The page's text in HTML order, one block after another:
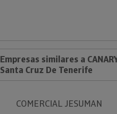
Empresas similares a
Santa Cruz De Tenerife
COMERCIAL JESUMAN